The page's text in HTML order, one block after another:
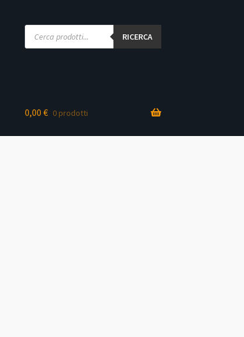
Products
search RICERCA
0,00 € 0 prodotti